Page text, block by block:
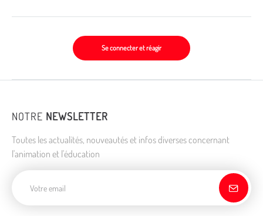
Se connecter et réagir
NOTRE NEWSLETTER
Toutes les actualités, nouveautés et infos diverses concernant
l'animation et l'éducation